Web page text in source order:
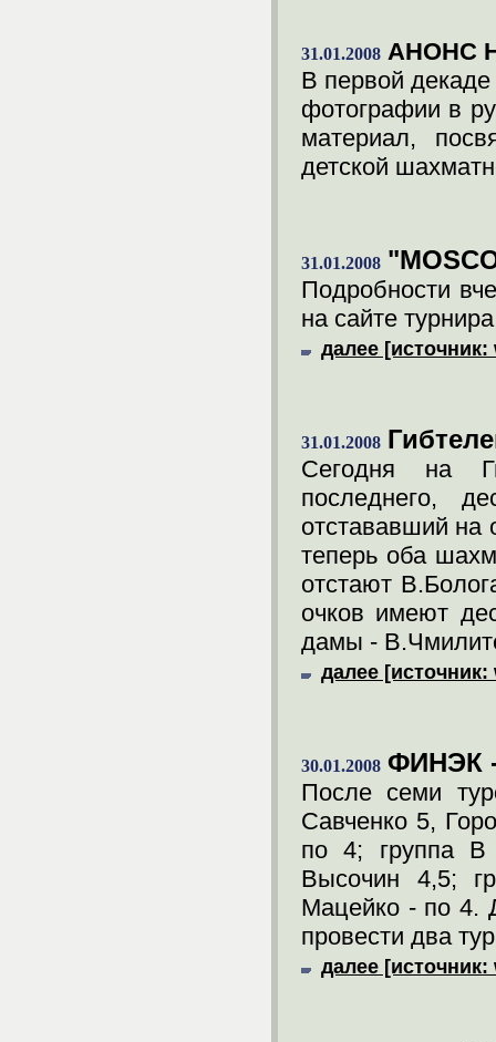
31.01.2008 АНОНС
В первой
фотографии в
материал,
детской
31.01.2008
Подробности
на сайте
далее
31.01.2008
Сегодня на
последнего,
отстававший на
теперь оба
отстают
очков имеют
дамы -
далее
30.01.2008 ФИНЭК -
После семи
Савченко 5,
по 4; группа
Высочин 4,5;
Мацейко - по 4.
провести два
далее